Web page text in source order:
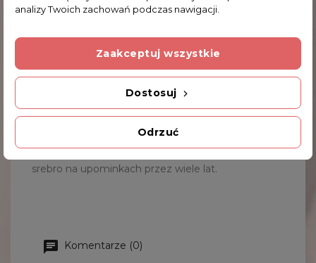
dwuwarstwowej użytej do wyrobu
Producenci produktów upominkowych
wykonanych ze srebra dbają o to jak najdłużej
zachowały one swój blask. Dlatego srebrne
elementy produktów Valenti są zabezpieczone
warstwą bezbarwnego lakieru ochronnego.
Warstwa ta jest wystarczająco gruba aby chronić
srebro na upominkach przez wiele lat.
Komentarze (0)
analizy Twoich zachowań podczas nawigacji.
Odrzuć
Dostosuj
Zaakceptuj wszystkie